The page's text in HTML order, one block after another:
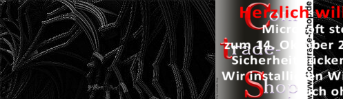
Direkt zum Seiteninhalt